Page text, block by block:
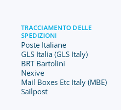
TRACCIAMENTO DELLE
SPEDIZIONI
Poste Italiane
GLS Italia (GLS Italy)
BRT Bartolini
Nexive
Mail Boxes Etc Italy (MBE)
Sailpost